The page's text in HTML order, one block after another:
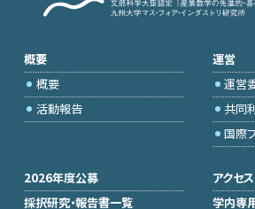
概要
概要
活動報告
運営
運営
共同
国際
2026年度公募
採択研究・報告書一覧
アクセ
学内専